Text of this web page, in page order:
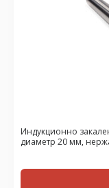
Индукционно
диаметр 20 мм,